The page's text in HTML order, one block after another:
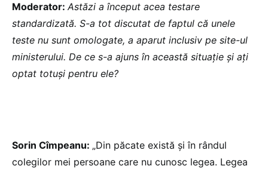
Moderator:Astăzi a început acea testare
standardizată. S-a tot discutat de faptul că unele
teste nu sunt omologate, a aparut inclusiv pe site-ul
ministerului. De ce s-a ajuns în această situație și ați
optat totuși pentru ele?
Sorin Cîmpeanu: „Din păcate există și în rândul
colegilor mei persoane care nu cunosc legea. Legea